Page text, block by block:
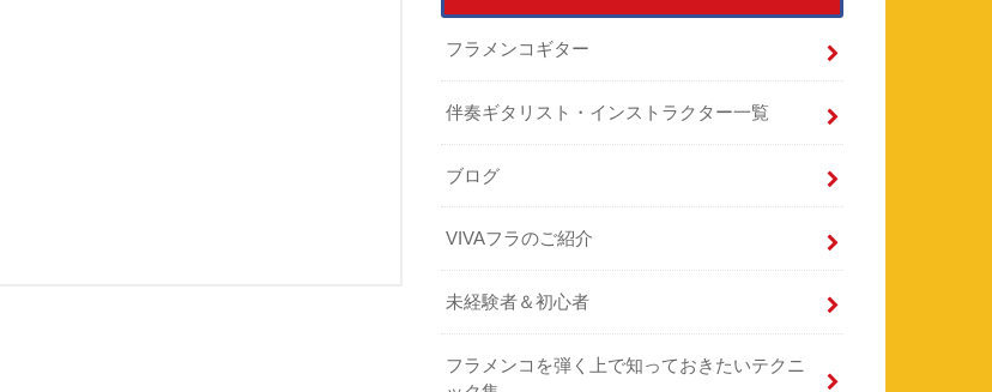
フラメンコギター
伴奏ギタリスト・インストラクター一覧
ブログ
VIVAフラのご紹介
未経験者＆初心者
フラメンコを弾く上で知っておきたいテクニ